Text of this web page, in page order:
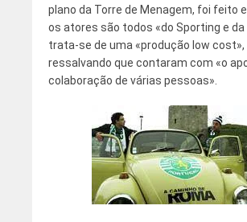
plano da Torre de Menagem, foi feito
os atores são todos «do Sporting e da
trata-se de uma «produção low cost»,
ressalvando que contaram com «o
colaboração de várias pessoas».